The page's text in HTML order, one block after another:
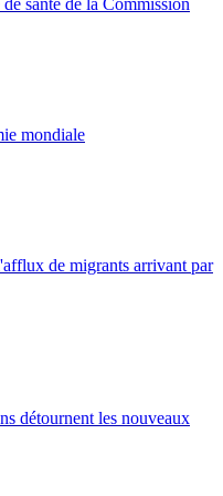
santé de la Commission
mondiale
de migrants arrivant par
détournent les nouveaux